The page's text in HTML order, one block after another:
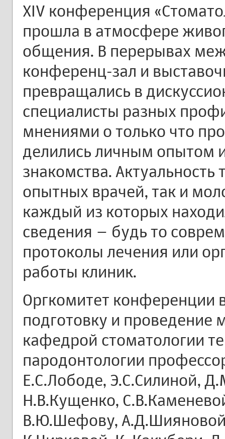
XIV конференция
прошла в атмосфере
общения. В перерывах
конференц-зал и
превращались в
специалисты разных
мнениями о только что
делились личным опытом
знакомства.
опытных врачей, так и
каждый из которых
сведения – будь то
протоколы лечения или
работы клиник.
Оргкомитет конференции
подготовку и
кафедрой стоматологии
пародонтологии
Е.С.Лободе, Э.С.Силиной,
Н.В.Кущенко,
В.Ю.Шефову,